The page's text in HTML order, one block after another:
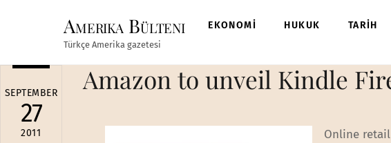
Amerika Bülteni
Türkçe Amerika gazetesi
EKONOMİ HUKUK TARİH
SEPTEMBER
27
2011
Amazon to unveil Kindle
Online